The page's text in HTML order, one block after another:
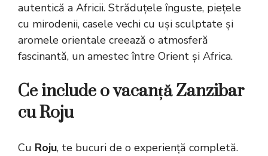
autentică a Africii. Străduțele înguste, piețele
cu mirodenii, casele vechi cu uși sculptate și
aromele orientale creează o atmosferă
fascinantă, un amestec între Orient și Africa.
Ce include o vacanță Zanzibar
cu Roju
Cu Roju, te bucuri de o experiență completă.